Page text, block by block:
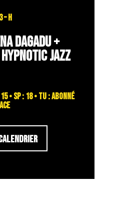
– H
DAGADU +
JAZZ
• SP : 18 • TU : abonné